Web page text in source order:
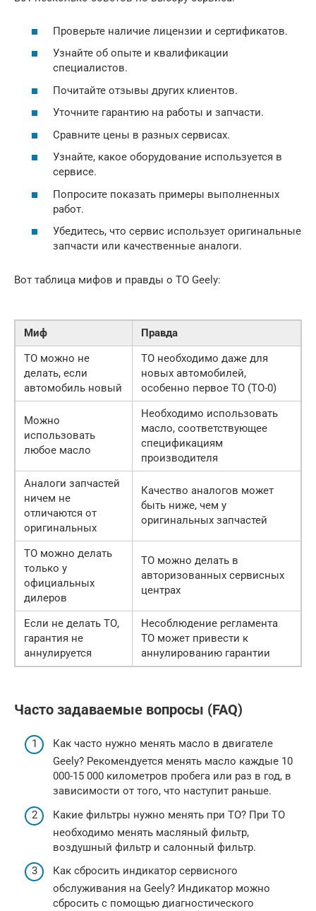
Проверьте наличие лицензии и сертификатов.
Узнайте об опыте и квалификации
специалистов.
Почитайте отзывы других клиентов.
Уточните гарантию на работы и запчасти.
Сравните цены в разных сервисах.
Узнайте, какое оборудование используется в
сервисе.
Попросите показать примеры выполненных
работ.
Убедитесь, что сервис использует оригинальные
запчасти или качественные аналоги.
Вот таблица мифов и правды о ТО Geely:
Миф
Правда
ТО можно не
делать, если
автомобиль новый
ТО необходимо даже для
новых автомобилей,
особенно первое ТО (ТО-0)
Можно
использовать
любое масло
Необходимо использовать
масло, соответствующее
спецификациям
производителя
Аналоги запчастей
ничем не
отличаются от
оригинальных
Качество аналогов может
быть ниже, чем у
оригинальных запчастей
ТО можно делать
только у
официальных
дилеров
ТО можно делать в
авторизованных сервисных
центрах
Если не делать ТО,
гарантия не
аннулируется
Несоблюдение регламента
ТО может привести к
аннулированию гарантии
Часто задаваемые вопросы (FAQ)
Как часто нужно менять масло в двигателе
Geely? Рекомендуется менять масло каждые 10
000-15 000 километров пробега или раз в год, в
зависимости от того, что наступит раньше.
Какие фильтры нужно менять при ТО? При ТО
необходимо менять масляный фильтр,
воздушный фильтр и салонный фильтр.
Как сбросить индикатор сервисного
обслуживания на Geely? Индикатор можно
сбросить с помощью диагностического